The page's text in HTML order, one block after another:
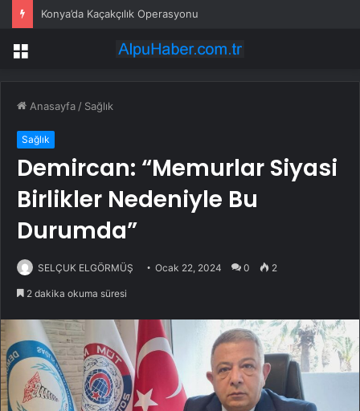
Konya’da Kaçakçılık Operasyonu
Menü
Anasayfa / Sağlık
Sağlık
Demircan: “Memurlar Siyasi
Birlikler Nedeniyle Bu
Durumda”
SELÇUK ELGÖRMÜŞ Ocak 22, 2024 0 2
2 dakika okuma süresi